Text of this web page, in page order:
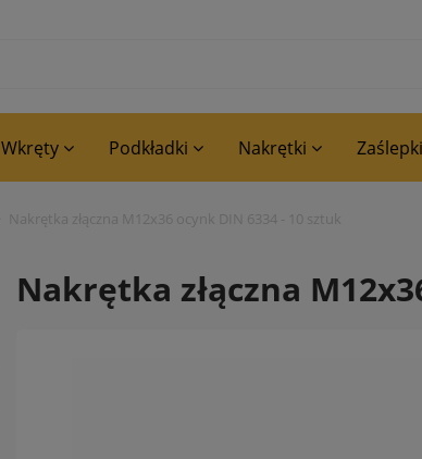
Wkręty Podkładki Nakrętki
Nakrętka złączna M12x36 ocynk DIN 6334 - 10 sztuk
Nakrętka złączna